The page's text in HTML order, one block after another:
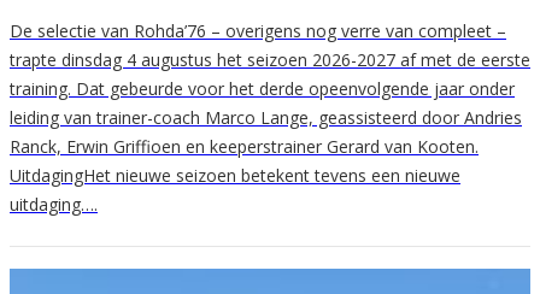
De selectie van Rohda’76 – overigens nog verre van compleet –
trapte dinsdag 4 augustus het seizoen 2026-2027 af met de eerste
training. Dat gebeurde voor het derde opeenvolgende jaar onder
leiding van trainer-coach Marco Lange, geassisteerd door Andries
Ranck, Erwin Griffioen en keeperstrainer Gerard van Kooten.
UitdagingHet nieuwe seizoen betekent tevens een nieuwe
uitdaging….